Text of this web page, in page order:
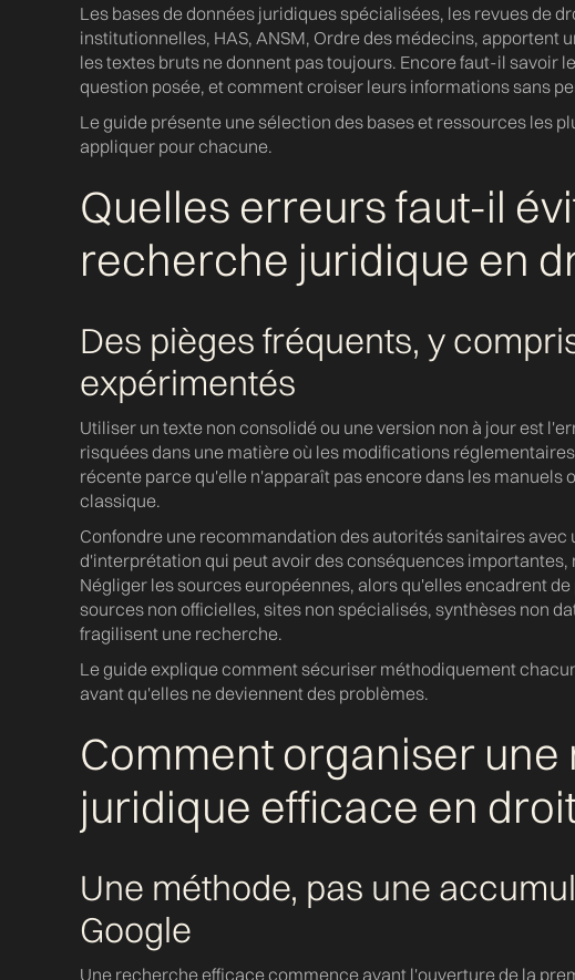
Les bases de données juridiques spécialisées, les revues de
institutionnelles, HAS, ANSM, Ordre des médecins, apportent
les textes bruts ne donnent pas toujours. Encore faut-il savoir
question posée, et comment croiser leurs informations sans
Le guide présente une sélection des bases et ressources les
appliquer pour chacune.
Quelles erreurs faut-il
recherche juridique en
Des pièges fréquents, y
expérimentés
Utiliser un texte non consolidé ou une version non à jour est
risquées dans une matière où les modifications
récente parce qu'elle n'apparaît pas encore dans les manuels
classique.
Confondre une recommandation des autorités sanitaires
d'interprétation qui peut avoir des conséquences
Négliger les sources européennes, alors qu'elles encadrent
sources non officielles, sites non spécialisés, synthèses non
fragilisent une recherche.
Le guide explique comment sécuriser méthodiquement
avant qu'elles ne deviennent des problèmes.
Comment organiser
juridique efficace en
Une méthode, pas une
Google
Une recherche efficace commence avant l'ouverture de la